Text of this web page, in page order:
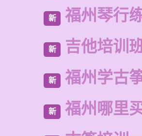
新 福州琴行
新 吉他培训
新 福州学古
新 福州哪里